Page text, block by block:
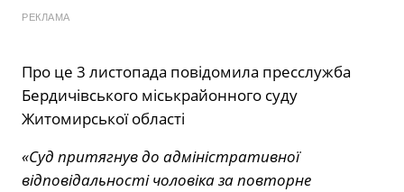
РЕКЛАМА
Про це 3 листопада повідомила пресслужба
Бердичівського міськрайонного суду
Житомирської області
«Суд притягнув до адміністративної
відповідальності чоловіка за повторне